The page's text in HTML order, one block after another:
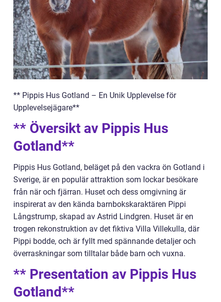
** Pippis Hus Gotland – En Unik Upplevelse för
Upplevelsejägare**
** Översikt av Pippis Hus
Gotland**
Pippis Hus Gotland, beläget på den vackra ön Gotland i
Sverige, är en populär attraktion som lockar besökare
från när och fjärran. Huset och dess omgivning är
inspirerat av den kända barnbokskaraktären Pippi
Långstrump, skapad av Astrid Lindgren. Huset är en
trogen rekonstruktion av det fiktiva Villa Villekulla, där
Pippi bodde, och är fyllt med spännande detaljer och
överraskningar som tilltalar både barn och vuxna.
** Presentation av Pippis Hus
Gotland**